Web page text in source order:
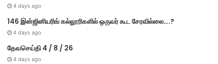
4 days ago
146 இன்ஜினியரிங் கல்லூரிகளில் ஒருவர் கூட சேரவில்லை….?
4 days ago
தேவசெய்தி 4 / 8 / 26
4 days ago